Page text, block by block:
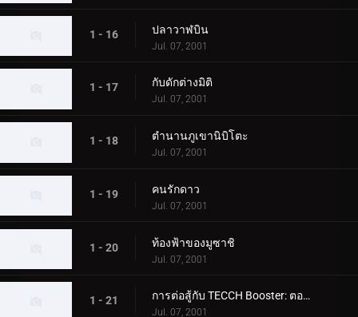
1 - 16 ปลาวาฬบิน
Jul. 07, 2001
1 - 17 กับดักต่างมิติ
Jul. 07, 2001
1 - 18 ตำนานภูเขานิบิโตะ
Jul. 07, 2001
1 - 19 คนรักดาว
Jul. 07, 2001
1 - 20 ท้องฟ้าของมูซาชิ
Jul. 07, 2001
1 - 21 การต่อสู้กับ TECCH Booster: ตอนที่ 1
Jul. 07, 2001